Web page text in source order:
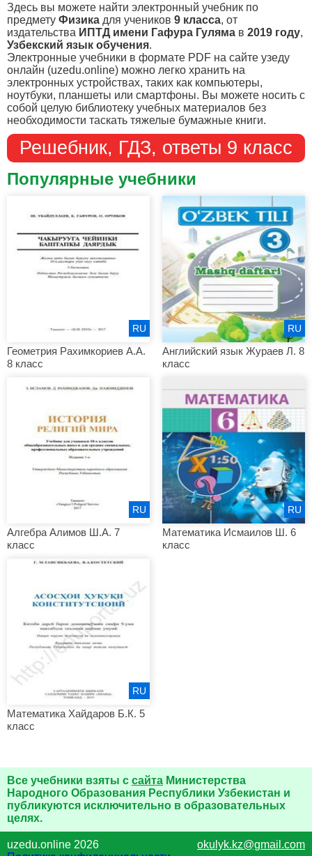
Здесь вы можете найти электронный учебник по
предмету Физика для учеников 9 класса, от
издательства ИПТД имени Гафура Гуляма в 2019 году,
Узбекский язык обучения.
Электронные учебники в формате PDF на сайте узеду
онлайн (uzedu.online) можно легко хранить на
электронных устройствах, таких как компьютеры,
ноутбуки, планшеты или смартфоны. Вы можете носить с
собой целую библиотеку учебных материалов без
необходимости таскать тяжелые бумажные книги.
Решебник, ГДЗ, ответы 9 класс
Популярные учебники
Геометрия Рахимкориев А.А.
8 класс
RU
Английский язык Жураев Л. 8
класс
RU
Алгебра Алимов Ш.А. 7
класс
RU
Математика Исмаилов Ш. 6
класс
RU
Математика Хайдаров Б.К. 5
класс
RU
Все учебники взяты с сайта Министерства
Народного Образования Республики Узбекистан и
публикуются исключительно в образовательных
целях.
uzedu.online 2026
okulyk.kz@gmail.com